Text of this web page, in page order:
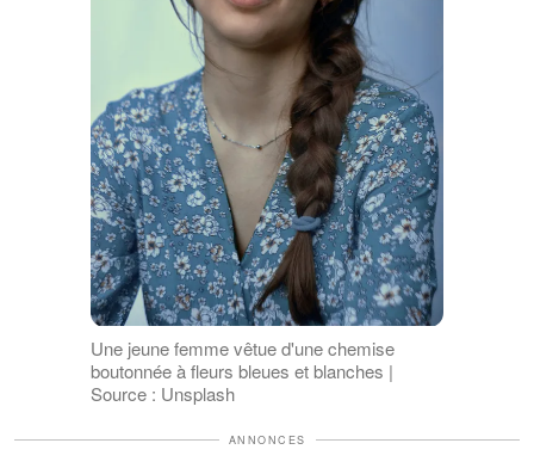
Une jeune femme vêtue d'une chemise
boutonnée à fleurs bleues et blanches |
Source : Unsplash
ANNONCES